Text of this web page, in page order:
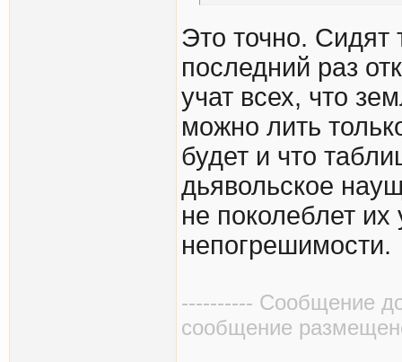
Это точно. Сидят
последний раз
учат всех, что
можно лить
будет и что
дьявольское
не поколеблет их
непогрешимости.
---------- Сообщение
сообщение